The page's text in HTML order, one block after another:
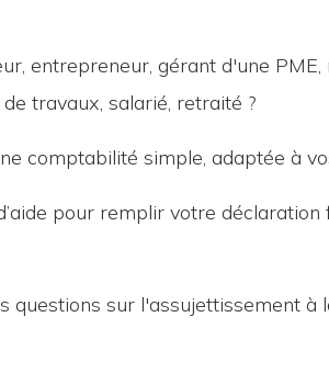
entrepreneur, gérant d'une PME,
de travaux, salarié, retraité ?
comptabilité simple, adaptée à
pour remplir votre
questions sur l'assujettissement à